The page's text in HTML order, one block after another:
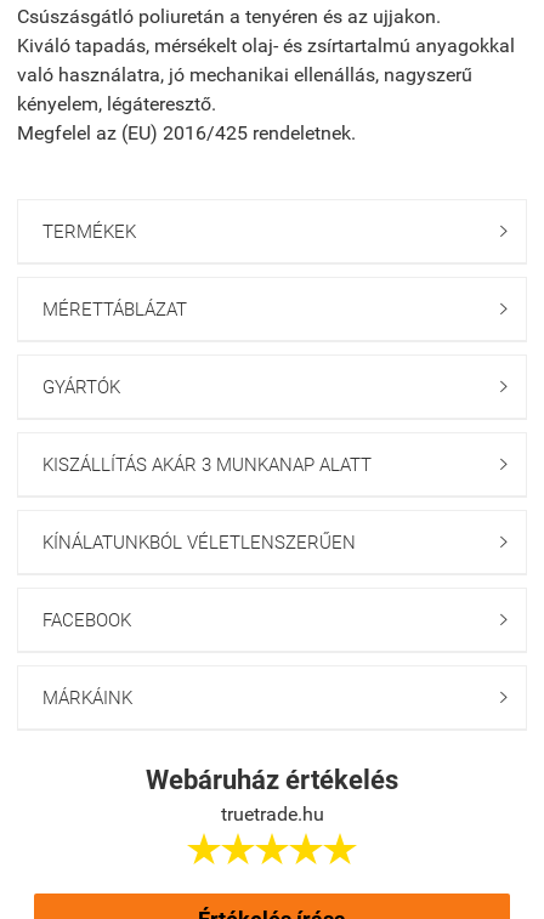
Csúszásgátló poliuretán a tenyéren és az ujjakon.
Kiváló tapadás, mérsékelt olaj- és zsírtartalmú anyagokkal
való használatra, jó mechanikai ellenállás, nagyszerű
kényelem, légáteresztő.
Megfelel az (EU) 2016/425 rendeletnek.
TERMÉKEK 
MÉRETTÁBLÁZAT 
GYÁRTÓK 
KISZÁLLÍTÁS AKÁR 3 MUNKANAP ALATT 
KÍNÁLATUNKBÓL VÉLETLENSZERŰEN 
FACEBOOK 
MÁRKÁINK 
Webáruház értékelés
truetrade.hu
